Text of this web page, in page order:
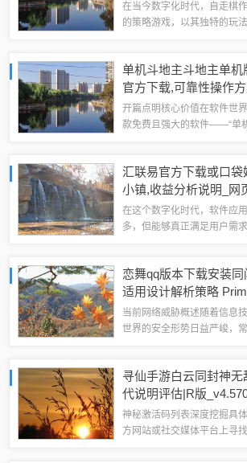
在当今数字化时代，自走棋
的策略游戏，以其独特的玩
高额费用的自走棋替代品显
单机斗地主斗地主单机
官方下载,可靠性操作
1_v6.813
开篇点明核心价值在软件世
款免费且强大的软件——“单
典玩法，还集成了五笔输入
汇联易官方下载或口袋
小镇,收益分析说明_网
在这个数字化时代，软件应
多，但能够真正满足用户需
提供了丰富的功能选择，还
恋舞qq版本下载安装
适用设计解析策略
当前网络威胁概述随着信息
世界的安全形势日益严峻，
人信息，破坏系统，甚至加
寻仙手游白云同封神
代说明评估|R版
神秘激活码列表深度挖掘具
方网站或社交媒体平台上寻